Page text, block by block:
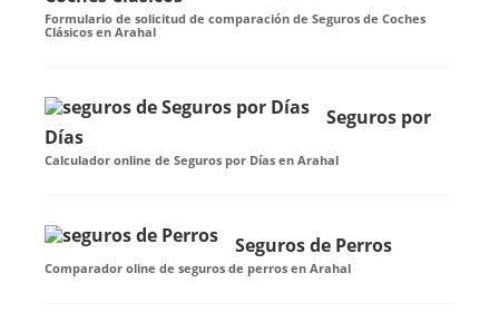
Formulario de solicitud de comparación de Seguros de Coches
Clásicos en Arahal
Seguros por
Días
Calculador online de Seguros por Días en Arahal
Seguros de Perros
Comparador oline de seguros de perros en Arahal